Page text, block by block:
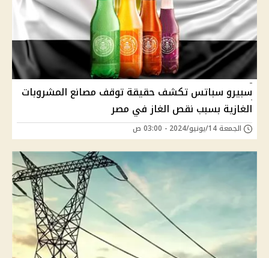
سبيرو سباتس تكشف حقيقة توقف مصانع المشروبات
الغازية بسبب نقص الغاز في مصر
الجمعة 14/يونيو/2024 - 03:00 ص